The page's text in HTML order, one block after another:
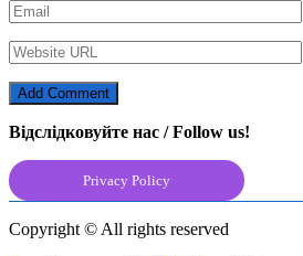
Відслідковуйте нас / Follow us!
Privacy Policy
Copyright © All rights reserved